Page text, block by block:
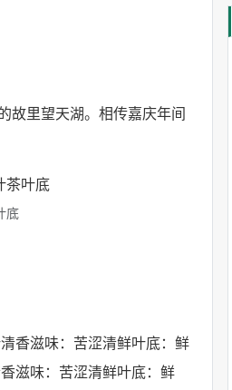
故里望天湖。相传嘉庆年间
底
香滋味：苦涩清鲜叶底：鲜
滋味：苦涩清鲜叶底：鲜